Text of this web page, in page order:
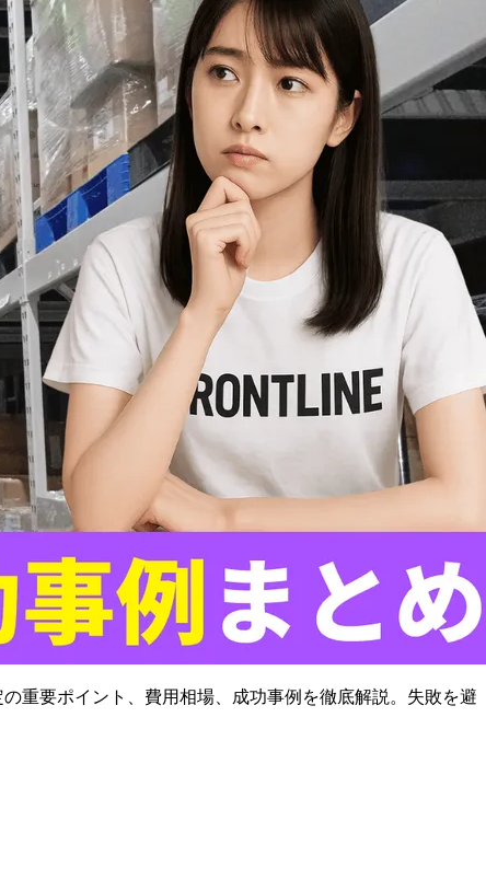
重要ポイント、費用相場、成功事例を徹底解説。失敗を避